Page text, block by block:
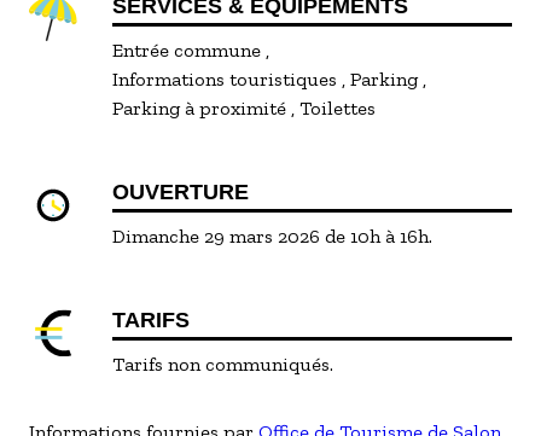
SERVICES & ÉQUIPEMENTS
Entrée commune
Informations touristiques
Parking
Parking à proximité Toilettes
OUVERTURE
Dimanche 29 mars 2026 de 10h à 16h.
TARIFS
Tarifs non communiqués.